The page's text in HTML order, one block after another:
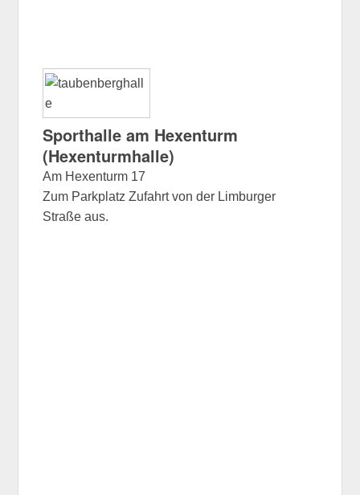
Sporthalle am Hexenturm
(Hexenturmhalle)
Am Hexenturm 17
Zum Parkplatz Zufahrt von der Limburger
Straße aus.